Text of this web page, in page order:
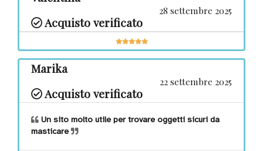
Wishlist
28 settembre 2025
Acquisto verificato
Marika
22 settembre 2025
Acquisto verificato
Un sito molto utile per trovare oggetti sicuri da
masticare